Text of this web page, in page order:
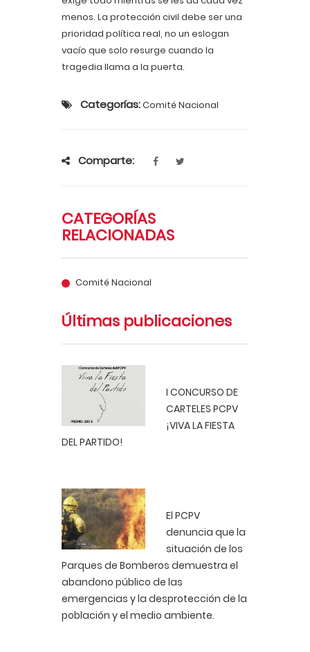
menos. La protección civil debe ser una
prioridad política real, no un eslogan
vacío que solo resurge cuando la
tragedia llama a la puerta.
Categorías:Comité Nacional
Comparte:
CATEGORÍAS
RELACIONADAS
Comité Nacional
Últimas publicaciones
I CONCURSO DE
CARTELES PCPV
¡VIVA LA FIESTA
DEL PARTIDO!
El PCPV
denuncia que la
situación de los
Parques de Bomberos demuestra el
abandono público de las
emergencias y la desprotección de la
población y el medio ambiente.